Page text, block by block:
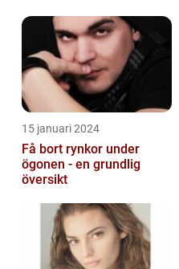
15 januari 2024
Få bort rynkor under
ögonen - en grundlig
översikt